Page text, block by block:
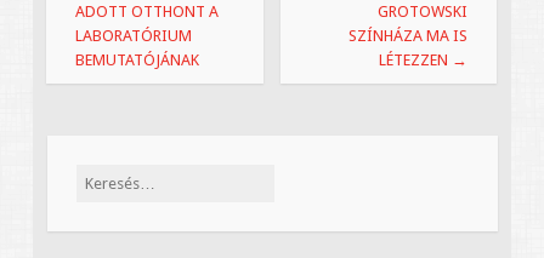
navigációja
ADOTT OTTHONT A
LABORATÓRIUM
BEMUTATÓJÁNAK
GROTOWSKI
SZÍNHÁZA MA IS
LÉTEZZEN →
Keresés: